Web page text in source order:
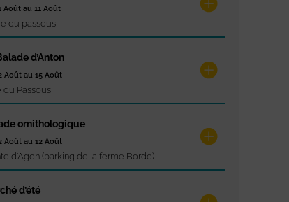
Août au 11 Août
du passous
d’Anton
Août au 15 Août
du Passous
ornithologique
Août au 12 Août
d'Agon (parking de la ferme Borde)
d’été